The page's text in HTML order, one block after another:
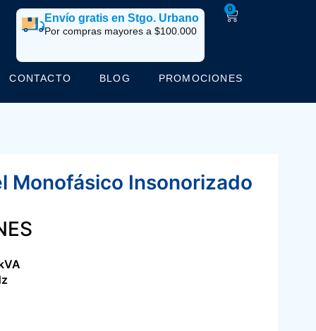
Envío gratis en Stgo. Urbano
Por compras mayores a $100.000
0
CONTACTO BLOG PROMOCIONES
Monofásico Insonorizado